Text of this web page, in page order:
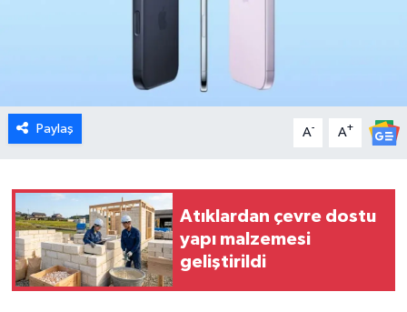
Paylaş A- A+
Atıklardan çevre dostu
yapı malzemesi
geliştirildi
Genel
Gündem
Hisarcık
İlçeler